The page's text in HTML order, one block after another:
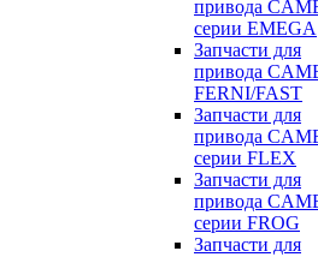
привода
серии EMEGA
Запчасти для
привода
FERNI/FAST
Запчасти для
привода
серии FLEX
Запчасти для
привода
серии FROG
Запчасти для